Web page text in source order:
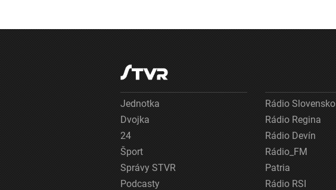
Jednotka
Dvojka
24
Šport
Správy STVR
Podcasty
Rádio Slovensko
Rádio Regina
Rádio Devín
Rádio_FM
Patria
Rádio RSI